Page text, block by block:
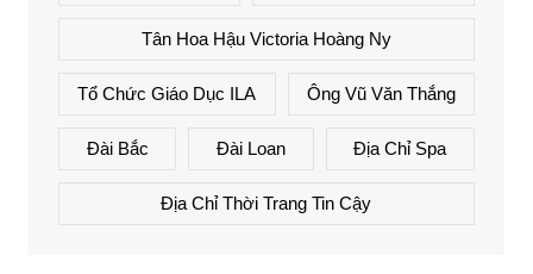
Tân Hoa Hậu Victoria Hoàng Ny
Tổ Chức Giáo Dục ILA Ông Vũ Văn Thắng
Đài Bắc Đài Loan Địa Chỉ Spa
Địa Chỉ Thời Trang Tin Cậy